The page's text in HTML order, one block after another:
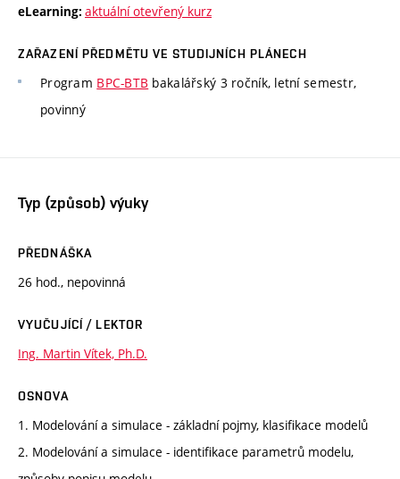
eLearning: aktuální otevřený kurz
ZAŘAZENÍ PŘEDMĚTU VE STUDIJNÍCH PLÁNECH
Program BPC-BTB bakalářský 3 ročník, letní semestr,
povinný
Typ (způsob) výuky
PŘEDNÁŠKA
26 hod., nepovinná
VYUČUJÍCÍ / LEKTOR
Ing. Martin Vítek, Ph.D.
OSNOVA
1. Modelování a simulace - základní pojmy, klasifikace modelů
2. Modelování a simulace - identifikace parametrů modelu,